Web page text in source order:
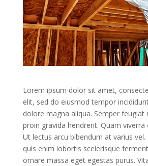
Lorem ipsum dolor sit amet,
elit, sed do eiusmod tempor
dolore magna aliqua. Semper feugiat
proin gravida hendrerit. Quam viverra
Ut lectus arcu bibendum at varius
quis enim lobortis scelerisque
ornare massa eget egestas purus.